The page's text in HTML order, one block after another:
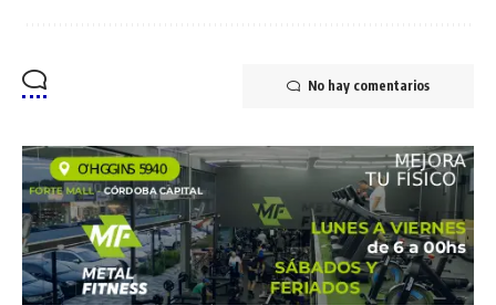
No hay comentarios